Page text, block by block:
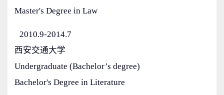
Master's Degree in Law
2010.9-2014.7
西安交通大学
Undergraduate (Bachelor’s degree)
Bachelor's Degree in Literature